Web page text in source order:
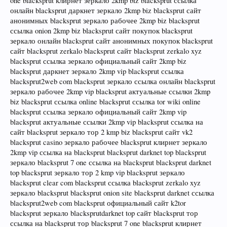
онлайн blacksprut даркнет зеркало 2kmp biz blacksprut сайт
анонимных blacksprut зеркало рабочее 2kmp biz blacksprut
ссылка onion 2kmp biz blacksprut сайт покупок blacksprut
зеркало онлайн blacksprut сайт анонимных покупок blacksprut
сайт blacksprut zerkalo blacksprut сайт blacksprut zerkalo xyz
blacksprut ссылка зеркало официальный сайт 2kmp biz
blacksprut даркнет зеркало 2kmp vip blacksprut ссылка
blacksprut2web com blacksprut зеркало ссылка онлайн blacksprut
зеркало рабочее 2kmp vip blacksprut актуальные ссылки 2kmp
biz blacksprut ссылка online blacksprut ссылка tor wiki online
blacksprut ссылка зеркало официальный сайт 2kmp vip
blacksprut актуальные ссылки 2kmp vip blacksprut ссылка на
сайт blacksprut зеркало тор 2 kmp biz blacksprut сайт vk2
blacksprut casino зеркало рабочее blacksprut клирнет зеркало
2kmp vip ссылка на blacksprut blacksprut darknet top blacksprut
зеркало blacksprut 7 one ссылка на blacksprut blacksprut darknet
top blacksprut зеркало тор 2 kmp vip blacksprut зеркало
blacksprut clear com blacksprut ссылка blacksprut zerkalo xyz
зеркало blacksprut blacksprut onion site blacksprut darknet ссылка
blacksprut2web com blacksprut официальный сайт k2tor
blacksprut зеркало blacksprutdarknet top сайт blacksprut тор
ссылка на blacksprut тор blacksprut 7 one blacksprut клирнет